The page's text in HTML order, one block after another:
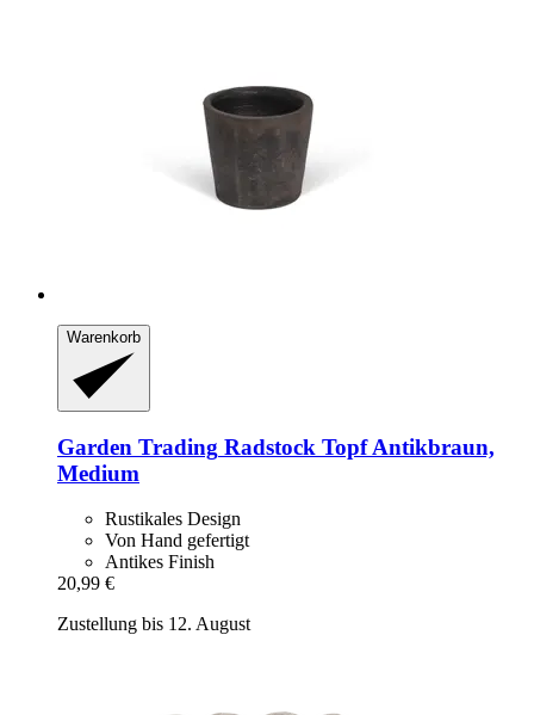
Warenkorb
Garden Trading Radstock Topf Antikbraun,
Medium
Rustikales Design
Von Hand gefertigt
Antikes Finish
20,99 €
Zustellung bis 12. August